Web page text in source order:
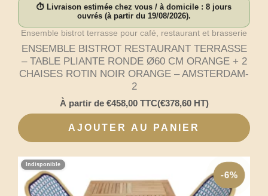
⏱ Livraison estimée chez vous / à domicile : 8 jours
ouvrés (à partir du 19/08/2026).
Ensemble bistrot terrasse pour café, restaurant et brasserie
ENSEMBLE BISTROT RESTAURANT TERRASSE
– TABLE PLIANTE RONDE Ø60 CM ORANGE + 2
CHAISES ROTIN NOIR ORANGE – AMSTERDAM-
2
À partir de €458,00TTC(€378,60HT)
AJOUTER AU PANIER
-6%
Indisponible